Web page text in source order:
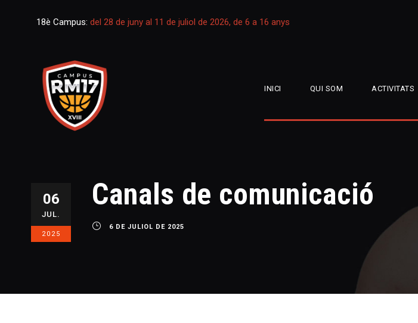
18è Campus: del 28 de juny al 11 de juliol de 2026, de 6 a 16 anys
INICI QUI SOM ACTIVITATS
06
JUL.
2025
Canals de comunicació
6 DE JULIOL DE 2025